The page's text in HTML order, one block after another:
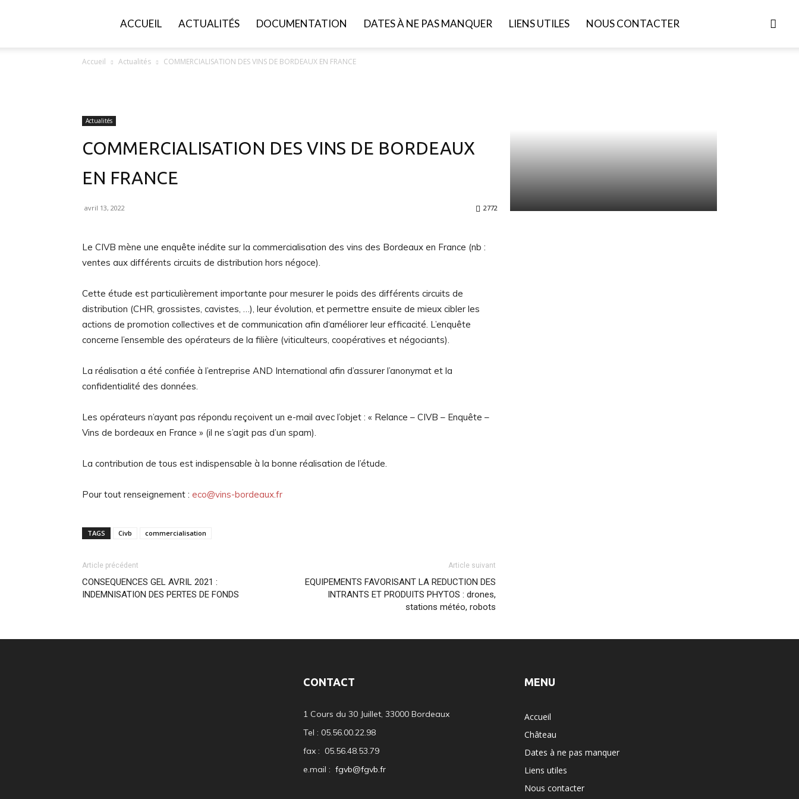
ACCUEIL ACTUALITÉS DOCUMENTATION DATES À NE PAS MANQUER LIENS UTILES NOUS CONTACTER
Accueil Actualités COMMERCIALISATION DES VINS DE BORDEAUX EN FRANCE
Actualités
COMMERCIALISATION DES VINS DE BORDEAUX
EN FRANCE
avril 13, 2022 2772
Le CIVB mène une enquête inédite sur la commercialisation des vins des Bordeaux en France (nb :
ventes aux différents circuits de distribution hors négoce).
Cette étude est particulièrement importante pour mesurer le poids des différents circuits de
distribution (CHR, grossistes, cavistes, …), leur évolution, et permettre ensuite de mieux cibler les
actions de promotion collectives et de communication afin d‘améliorer leur efficacité. L’enquête
concerne l’ensemble des opérateurs de la filière (viticulteurs, coopératives et négociants).
La réalisation a été confiée à l’entreprise AND International afin d’assurer l’anonymat et la
confidentialité des données.
Les opérateurs n’ayant pas répondu reçoivent un e-mail avec l’objet : « Relance – CIVB – Enquête –
Vins de bordeaux en France » (il ne s’agit pas d’un spam).
La contribution de tous est indispensable à la bonne réalisation de l’étude.
Pour tout renseignement : eco@vins-bordeaux.fr
TAGS Civb commercialisation
Article précédent
CONSEQUENCES GEL AVRIL 2021 :
INDEMNISATION DES PERTES DE FONDS
Article suivant
EQUIPEMENTS FAVORISANT LA REDUCTION DES
INTRANTS ET PRODUITS PHYTOS : drones,
stations météo, robots
CONTACT
1 Cours du 30 Juillet, 33000 Bordeaux
Tel : 05.56.00.22.98
fax : 05.56.48.53.79
e.mail : fgvb@fgvb.fr
MENU
Accueil
Château
Dates à ne pas manquer
Liens utiles
Nous contacter